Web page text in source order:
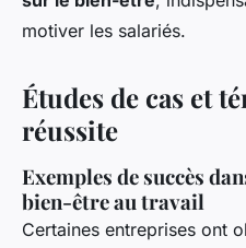
motiver les salariés.
Études de cas et
réussite
Exemples de succès
bien-être au travail
Certaines entreprises ont